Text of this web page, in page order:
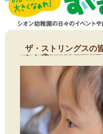
ザ・ストリングスの
した④